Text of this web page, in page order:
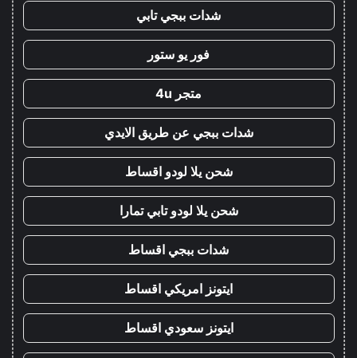
شدات ببجي تابي
فور يو ستور
متجر 4u
شدات ببجي عن طريق الايدي
شحن يلا لودو اقساط
شحن يلا لودو تابي تمارا
شدات ببجي اقساط
ايتونز امريكي اقساط
ايتونز سعودي اقساط